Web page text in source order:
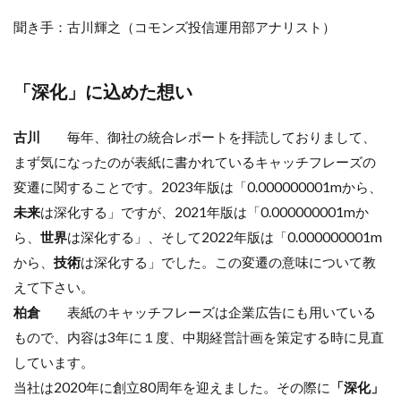
聞き手：古川輝之（コモンズ投信運用部アナリスト）
「深化」に込めた想い
古川
毎年、御社の統合レポートを拝読しておりまして、
まず気になったのが表紙に書かれているキャッチフレーズの
変遷に関することです。2023年版は「0.000000001mから、
未来は深化する」ですが、2021年版は「0.000000001mか
ら、 世界は深化する」、そして2022年版は「0.000000001m
から、 技術は深化する」でした。この変遷の意味について教
えて下さい。
柏倉表紙のキャッチフレーズは企業広告にも用いている
もので、内容は3年に１度、中期経営計画を策定する時に見直
しています。
当社は2020年に創立80周年を迎えました。その際に
「深化」